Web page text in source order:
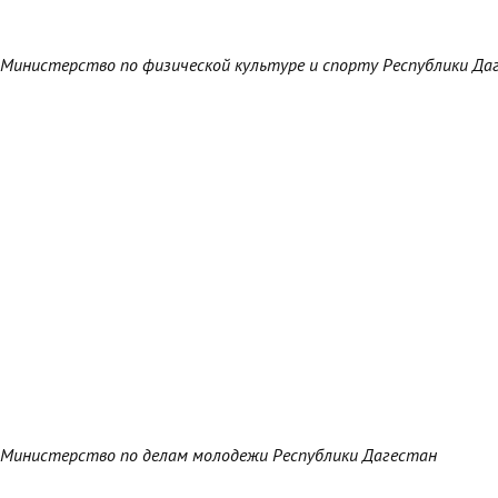
Министерство по физической культуре и спорту Республики
Министерство по делам молодежи Республики Дагестан